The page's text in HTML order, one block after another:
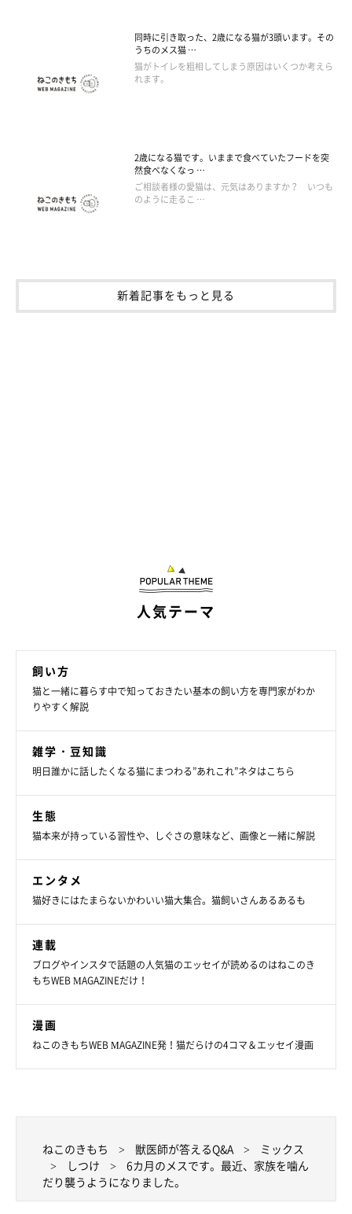
同時に引き取った、2歳になる猫が3頭います。その
うちのメス猫 …
猫がトイレを粗相してしまう原因はいくつか考えら
れます。
2歳になる猫です。いままで食べていたフードを突
然食べなくなっ …
ご相談者様の愛猫は、元気はありますか？ いつも
のように走るこ …
新着記事をもっと見る
人気テーマ
飼い方
猫と一緒に暮らす中で知っておきたい基本の飼い方を専門家がわか
りやすく解説
雑学・豆知識
明日誰かに話したくなる猫にまつわる”あれこれ”ネタはこちら
生態
猫本来が持っている習性や、しぐさの意味など、画像と一緒に解説
エンタメ
猫好きにはたまらないかわいい猫大集合。猫飼いさんあるあるも
連載
ブログやインスタで話題の人気猫のエッセイが読めるのはねこのき
もちWEB MAGAZINEだけ！
漫画
ねこのきもちWEB MAGAZINE発！猫だらけの4コマ＆エッセイ漫画
ねこのきもち 獣医師が答えるQ&A
ミックス
しつけ
6カ月のメスです。最近、家族を噛ん
だり襲うようになりました。